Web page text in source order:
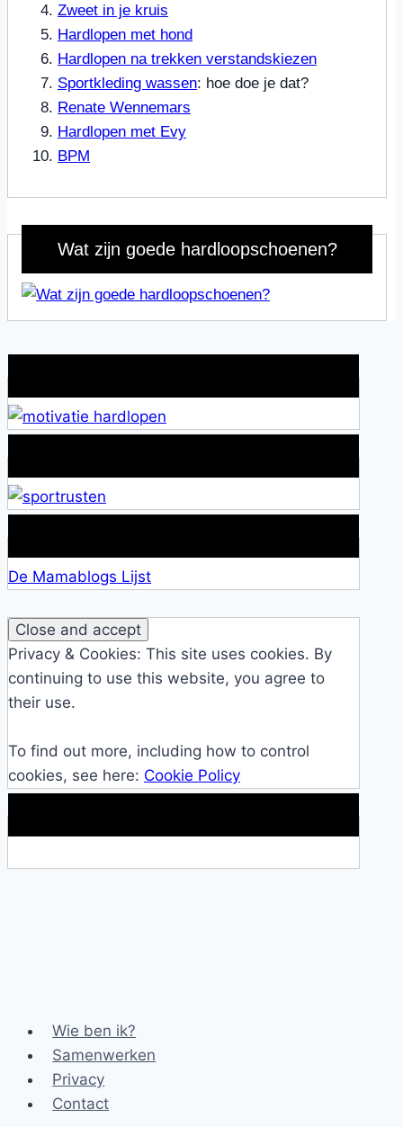
Zweet in je kruis
Hardlopen met hond
Hardlopen na trekken verstandskiezen
Sportkleding wassen: hoe doe je dat?
Renate Wennemars
Hardlopen met Evy
BPM
Wat zijn goede hardloopschoenen?
De Mamablogs Lijst
Privacy & Cookies: This site uses cookies. By
continuing to use this website, you agree to
their use.
To find out more, including how to control
cookies, see here: Cookie Policy
Wie ben ik?
Samenwerken
Privacy
Contact